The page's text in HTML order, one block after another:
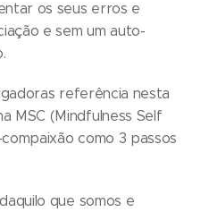
os seus erros e
e sem um auto-
referência nesta
MSC (Mindfulness Self
como 3 passos
que somos e